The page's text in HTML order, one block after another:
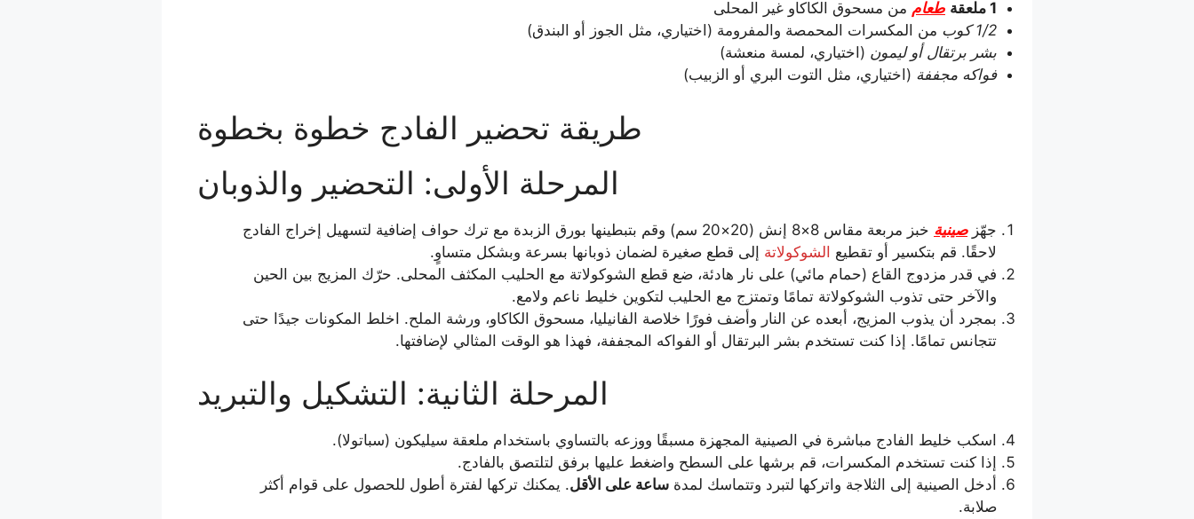
1 ملعقة
طعام من مسحوق الكاكاو غير المحلى
1/2 كوب
من المكسرات المحمصة والمفرومة (اختياري، مثل الجوز أو البندق)
بشر برتقال أو ليمون (اختياري، لمسة منعشة)
فواكه مجففة (اختياري، مثل التوت البري أو الزبيب)
طريقة تحضير الفادج خطوة بخطوة
المرحلة الأولى: التحضير والذوبان
جهّزصينية
خبز مربعة مقاس 8×8 إنش (20×20 سم) وقم بتبطينها بورق الزبدة مع ترك حواف إضافية لتسهيل إخراج الفادج
لاحقًا. قم بتكسير أو تقطيع الشوكولاتة إلى قطع صغيرة لضمان ذوبانها بسرعة وبشكل متساوٍ.
في قدر مزدوج القاع (حمام مائي) على نار هادئة، ضع قطع الشوكولاتة مع الحليب المكثف المحلى. حرّك المزيج بين الحين
والآخر حتى تذوب الشوكولاتة تمامًا وتمتزج مع الحليب لتكوين خليط ناعم ولامع.
بمجرد أن يذوب المزيج، أبعده عن النار وأضف فورًا خلاصة الفانيليا، مسحوق الكاكاو، ورشة الملح. اخلط المكونات جيدًا حتى
تتجانس تمامًا. إذا كنت تستخدم بشر البرتقال أو الفواكه المجففة، فهذا هو الوقت المثالي لإضافتها.
المرحلة الثانية: التشكيل والتبريد
اسكب خليط الفادج مباشرة في الصينية المجهزة مسبقًا ووزعه بالتساوي باستخدام ملعقة سيليكون (سباتولا).
إذا كنت تستخدم المكسرات، قم برشها على السطح واضغط عليها برفق لتلتصق بالفادج.
أدخل الصينية إلى الثلاجة واتركها لتبرد وتتماسك لمدة ساعة على الأقل. يمكنك تركها لفترة أطول للحصول على قوام أكثر
صلابة.